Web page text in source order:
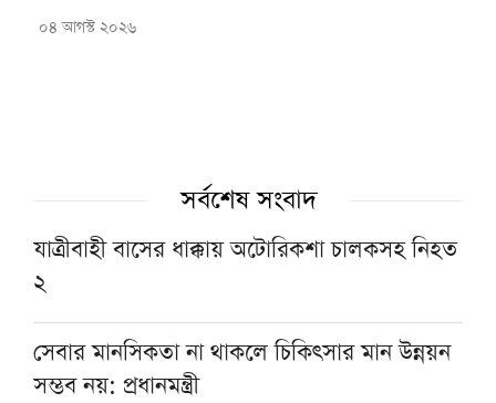
০৪ আগস্ট ২০২৬
সর্বশেষ সংবাদ
যাত্রীবাহী বাসের ধাক্কায় অটোরিকশা চালকসহ নিহত
২
সেবার মানসিকতা না থাকলে চিকিৎসার মান উন্নয়ন
সম্ভব নয়: প্রধানমন্ত্রী